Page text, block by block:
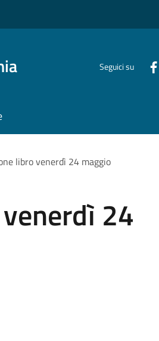
Seguici su
libro venerdì 24 maggio
24